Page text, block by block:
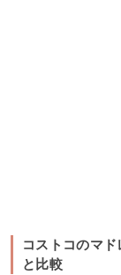
コストコのマ
と比較